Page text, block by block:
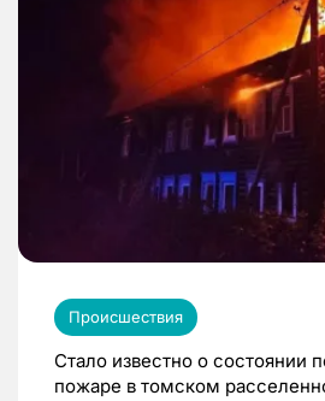
Происшествия
Стало известно о состоянии
пожаре в томском